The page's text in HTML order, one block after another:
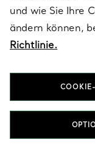
FOLGEN SIE UNS
und wie Sie Ihre
ändern können,
Richtlinie.